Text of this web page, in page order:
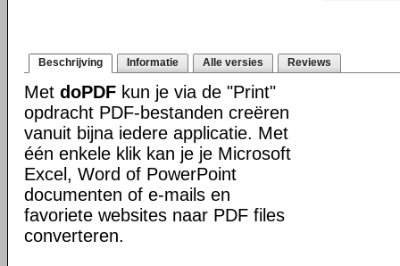
Beschrijving Informatie Alle versies Reviews
Met doPDF kun je via de "Print"
opdracht PDF-bestanden creëren
vanuit bijna iedere applicatie. Met
één enkele klik kan je je Microsoft
Excel, Word of PowerPoint
documenten of e-mails en
favoriete websites naar PDF files
converteren.